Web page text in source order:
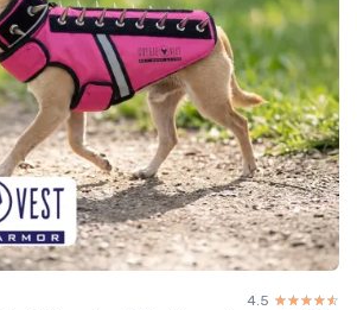
4.5 ☆☆☆☆☆
★★★★★